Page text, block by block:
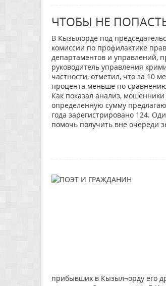
ЧТОБЫ НЕ
В Кызылорде под
комиссии по профилактике
департаментов и управлений,
руководитель управления
частности, отметил, что за 10
процента меньше по
Как показал анализ,
определенную сумму
года зарегистрировано 124.
помочь получить вне очереди
прибывших в Кызыл¬орду его